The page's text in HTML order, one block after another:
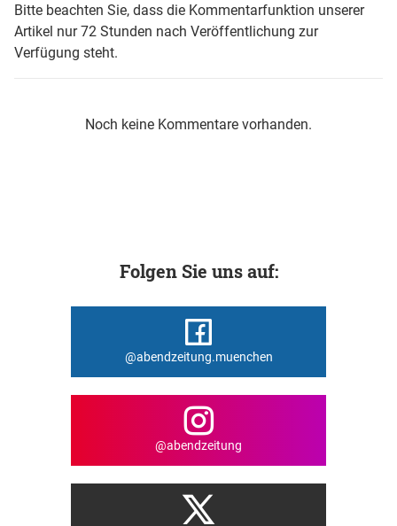
Bitte beachten Sie, dass die Kommentarfunktion unserer
Artikel nur 72 Stunden nach Veröffentlichung zur
Verfügung steht.
Noch keine Kommentare vorhanden.
Folgen Sie uns auf:
@abendzeitung.muenchen
@abendzeitung